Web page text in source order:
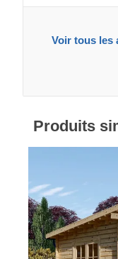
Voir tous les
Produits